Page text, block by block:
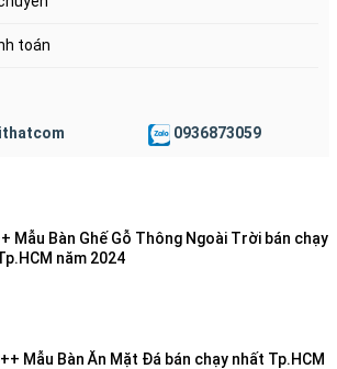
toán
0936873059
Mẫu Bàn Ghế Gỗ Thông Ngoài Trời bán chạy
năm 2024
Mẫu Bàn Ăn Mặt Đá bán chạy nhất Tp.HCM